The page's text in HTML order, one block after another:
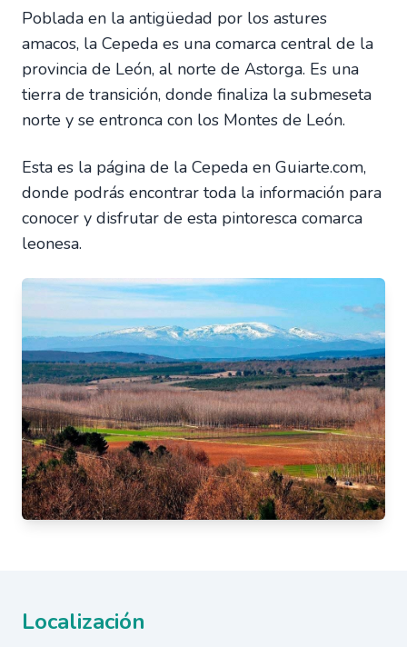
Poblada en la antigüedad por los astures
amacos, la Cepeda es una comarca central de la
provincia de León, al norte de Astorga. Es una
tierra de transición, donde finaliza la submeseta
norte y se entronca con los Montes de León.
Esta es la página de la Cepeda en Guiarte.com,
donde podrás encontrar toda la información para
conocer y disfrutar de esta pintoresca comarca
leonesa.
Localización